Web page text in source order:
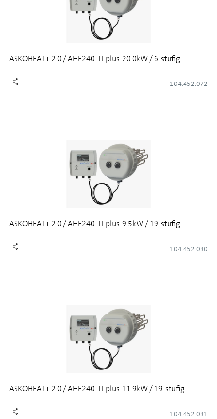
ASKOHEAT+ 2.0 / AHF240-TI-plus-20.0kW / 6-stufig
104.452.072
ASKOHEAT+ 2.0 / AHF240-TI-plus-9.5kW / 19-stufig
104.452.080
ASKOHEAT+ 2.0 / AHF240-TI-plus-11.9kW / 19-stufig
104.452.081